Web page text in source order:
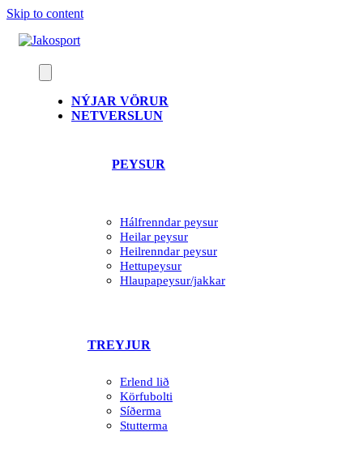
Skip to content
NÝJAR VÖRUR
NETVERSLUN
PEYSUR
Hálfrenndar peysur
Heilar peysur
Heilrenndar peysur
Hettupeysur
Hlaupapeysur/jakkar
TREYJUR
Erlend lið
Körfubolti
Síðerma
Stutterma